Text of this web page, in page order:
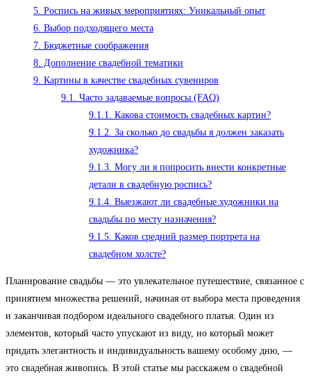
5. Роспись на живых мероприятиях: Уникальный опыт
6. Выбор подходящего места
7. Бюджетные соображения
8. Дополнение свадебной тематики
9. Картины в качестве свадебных сувениров
9.1. Часто задаваемые вопросы (FAQ)
9.1.1. Какова стоимость свадебных картин?
9.1.2. За сколько до свадьбы я должен заказать
художника?
9.1.3. Могу ли я попросить внести конкретные
детали в свадебную роспись?
9.1.4. Выезжают ли свадебные художники на
свадьбы по месту назначения?
9.1.5. Каков средний размер портрета на
свадебном холсте?
Планирование свадьбы — это увлекательное путешествие, связанное с
принятием множества решений, начиная от выбора места проведения
и заканчивая подбором идеального свадебного платья. Один из
элементов, который часто упускают из виду, но который может
придать элегантность и индивидуальность вашему особому дню, —
это свадебная живопись. В этой статье мы расскажем о свадебной